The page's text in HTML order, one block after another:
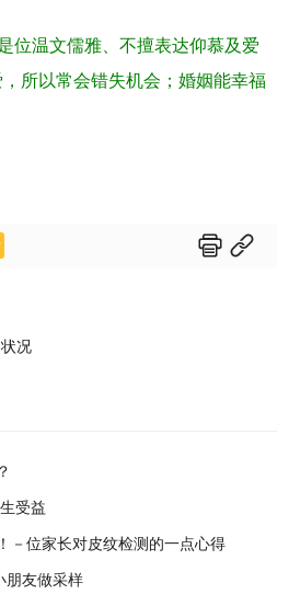
位温文儒雅、不擅表达仰慕及爱
所以常会错失机会；婚姻能幸福
 
况
受益
－位家长对皮纹检测的一点心得
朋友做采样